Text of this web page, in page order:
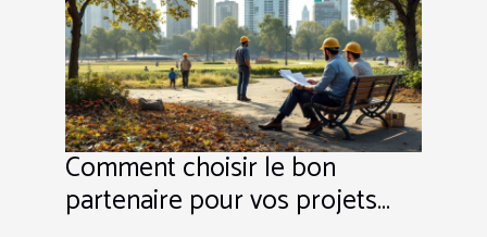
Comment choisir le bon
partenaire pour vos projets